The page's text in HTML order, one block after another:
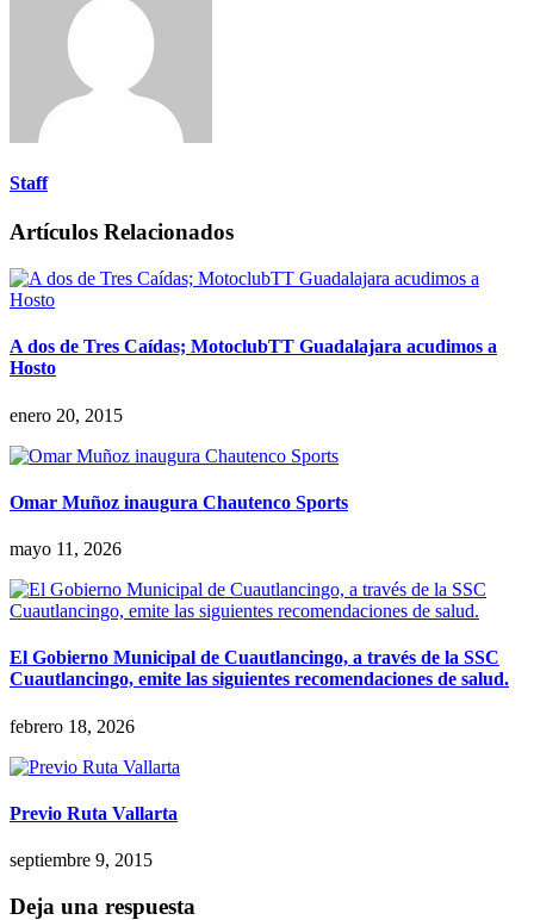
Staff
Artículos Relacionados
A dos de Tres Caídas; MotoclubTT Guadalajara acudimos a
Hosto
enero 20, 2015
Omar Muñoz inaugura Chautenco Sports
mayo 11, 2026
El Gobierno Municipal de Cuautlancingo, a través de la SSC
Cuautlancingo, emite las siguientes recomendaciones de salud.
febrero 18, 2026
Previo Ruta Vallarta
septiembre 9, 2015
Deja una respuesta